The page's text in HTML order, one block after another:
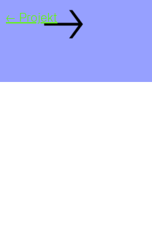
← Projekt